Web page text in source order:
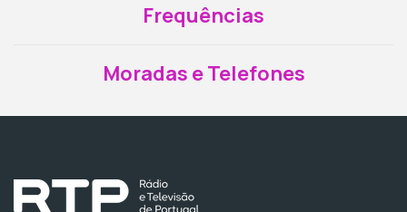
Frequências
Moradas e Telefones